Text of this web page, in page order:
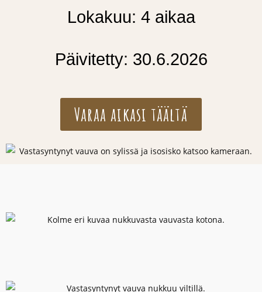
Lokakuu: 4 aikaa
Päivitetty: 30.6.2026
Varaa aikasi täältä